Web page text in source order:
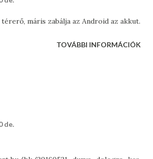
máris zabálja az Android az akkut.
TOVÁBBI INFORMÁCIÓK
de.